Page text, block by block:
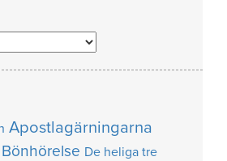
Apostlagärningarna
Bönhörelse De heliga tre